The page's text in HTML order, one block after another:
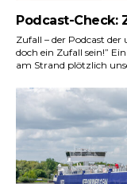
Podcast-Check:
Zufall – der Podcast der
doch ein Zufall sein!”
am Strand plötzlich